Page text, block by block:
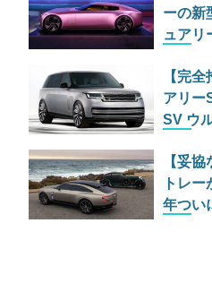
ーの新
ュアリ
【完
アリー
SV ウ
【妥
トレ
年つい